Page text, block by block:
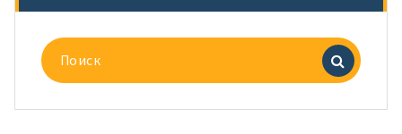
Поиск
для: